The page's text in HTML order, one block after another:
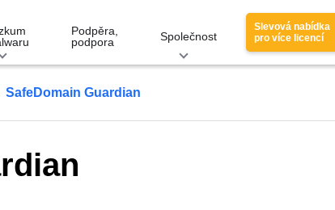
Podpěra,
podpora
Společnost
Slevová nabídka
pro více licencí
SafeDomain Guardian